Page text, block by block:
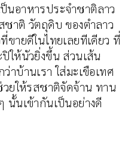
นอาหารประจำชาติลาว
าติ วัตถุดิบ ของตำลาว
ขายดีในไทยเลยทีเดียว ที่
ให้นัวยิ่งขึ้น ส่วนเส้น
าบ้านเรา ใส่มะเขือเทศ
วยให้รสชาติจัดจ้าน ทาน
นั้นเข้ากันเป็นอย่างดี